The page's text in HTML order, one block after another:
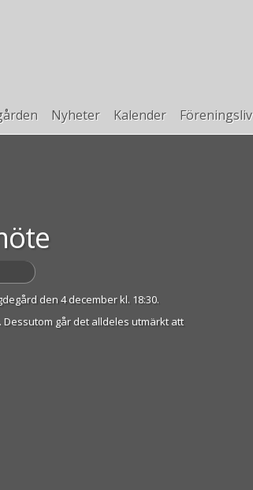
Nyheter Kalender Föreningsliv
den 4 december kl. 18:30.
går det alldeles utmärkt att